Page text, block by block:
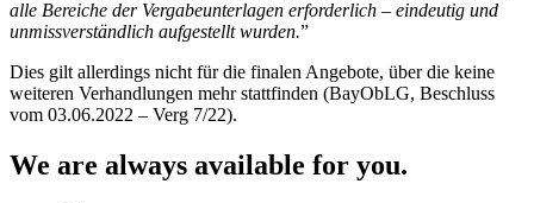
alle Bereiche der Vergabeunterlagen erforderlich – eindeutig und
unmissverständlich aufgestellt wurden.”
Dies gilt allerdings nicht für die finalen Angebote, über die keine
weiteren Verhandlungen mehr stattfinden (BayObLG, Beschluss
vom 03.06.2022 – Verg 7/22).
We are always available for you.